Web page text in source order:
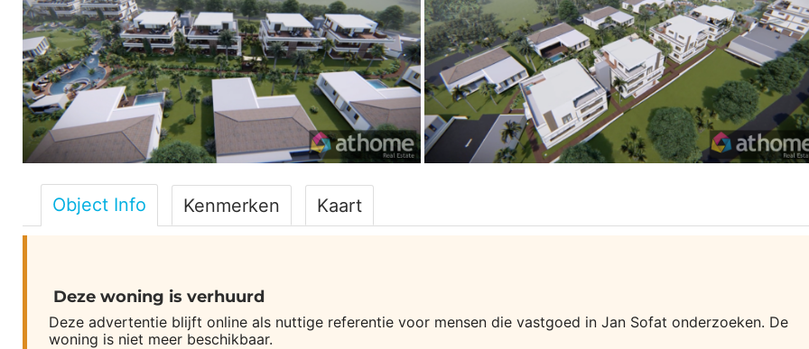
Object Info Kenmerken Kaart
Deze woning is verhuurd
Deze advertentie blijft online als nuttige referentie voor mensen die vastgoed in Jan Sofat onderzoeken. De
woning is niet meer beschikbaar.